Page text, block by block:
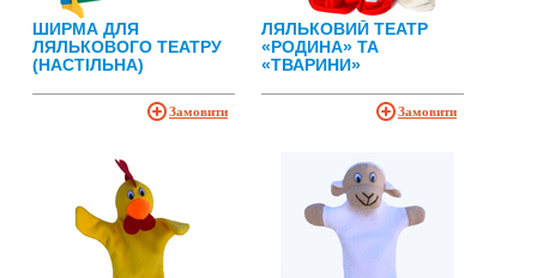
ШИРМА ДЛЯ
ЛЯЛЬКОВОГО ТЕАТРУ
(НАСТІЛЬНА)
Замовити
ЛЯЛЬКОВИЙ ТЕАТР
«РОДИНА» ТА
«ТВАРИНИ»
Замовити